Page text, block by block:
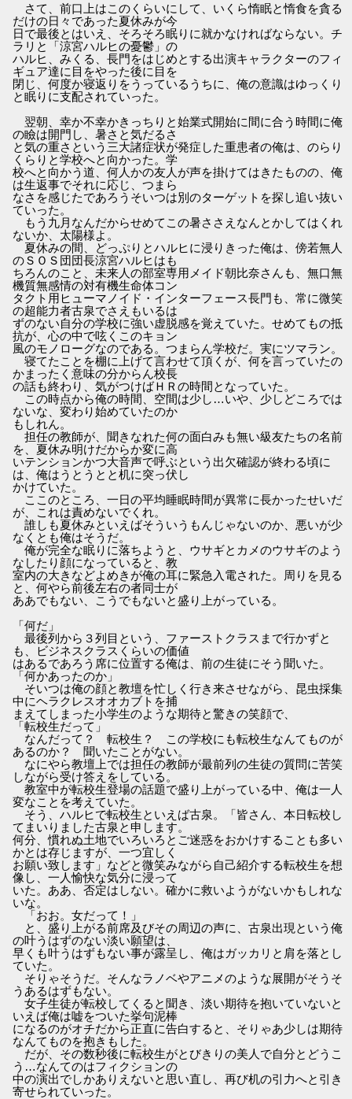
さて、前口上はこのくらいにして、いくら惰眠と惰食を貪る
だけの日々であった夏休みが今
日で最後とはいえ、そろそろ眠りに就かなければならない。チ
ラリと「涼宮ハルヒの憂鬱」の
ハルヒ、みくる、長門をはじめとする出演キャラクターのフィ
ギュア達に目をやった後に目を
閉じ、何度か寝返りをうっているうちに、俺の意識はゆっくり
と眠りに支配されていった。
翌朝、幸か不幸かきっちりと始業式開始に間に合う時間に俺
の瞼は開門し、暑さと気だるさ
と気の重さという三大諸症状が発症した重患者の俺は、のらり
くらりと学校へと向かった。学
校へと向かう道、何人かの友人が声を掛けてはきたものの、俺
は生返事でそれに応じ、つまら
なさを感じたであろうそいつは別のターゲットを探し追い抜い
ていった。
もう九月なんだからせめてこの暑ささえなんとかしてはくれ
ないか、太陽様よ。
夏休みの間、どっぷりとハルヒに浸りきった俺は、傍若無人
のＳＯＳ団団長涼宮ハルヒはも
ちろんのこと、未来人の部室専用メイド朝比奈さんも、無口無
機質無感情の対有機生命体コン
タクト用ヒューマノイド・インターフェース長門も、常に微笑
の超能力者古泉でさえもいるは
ずのない自分の学校に強い虚脱感を覚えていた。せめてもの抵
抗が、心の中で呟くこのキョン
風のモノローグなのである。つまらん学校だ。実にツマラン。
寝てたことを棚に上げて言わせて頂くが、何を言っていたの
かまったく意味の分からん校長
の話も終わり、気がつけばＨＲの時間となっていた。
この時点から俺の時間、空間は少し…いや、少しどころでは
ないな、変わり始めていたのか
もしれん。
担任の教師が、聞きなれた何の面白みも無い級友たちの名前
を、夏休み明けだからか変に高
いテンションかつ大音声で呼ぶという出欠確認が終わる頃に
は、俺はうとうとと机に突っ伏し
かけていた。
ここのところ、一日の平均睡眠時間が異常に長かったせいだ
が、これは責めないでくれ。
誰しも夏休みといえばそういうもんじゃないのか、悪いが少
なくとも俺はそうだ。
俺が完全な眠りに落ちようと、ウサギとカメのウサギのよう
なしたり顔になっていると、教
室内の大きなどよめきが俺の耳に緊急入電された。周りを見る
と、何やら前後左右の者同士が
ああでもない、こうでもないと盛り上がっている。
「何だ」
最後列から３列目という、ファーストクラスまで行かずと
も、ビジネスクラスくらいの価値
はあるであろう席に位置する俺は、前の生徒にそう聞いた。
「何かあったのか」
そいつは俺の顔と教壇を忙しく行き来させながら、昆虫採集
中にヘラクレスオオカブトを捕
まえてしまった小学生のような期待と驚きの笑顔で、
「転校生だって」
なんだって？ 転校生？ この学校にも転校生なんてものが
あるのか？ 聞いたことがない。
なにやら教壇上では担任の教師が最前列の生徒の質問に苦笑
しながら受け答えをしている。
教室中が転校生登場の話題で盛り上がっている中、俺は一人
変なことを考えていた。
そう、ハルヒで転校生といえば古泉。「皆さん、本日転校し
てまいりました古泉と申します。
何分、慣れぬ土地でいろいろとご迷惑をおかけすることも多い
かとは存じますが、一つ宜しく
お願い致します」などと微笑みながら自己紹介する転校生を想
像し、一人愉快な気分に浸って
いた。ああ、否定はしない。確かに救いようがないかもしれな
いな。
「おお。女だって！」
と、盛り上がる前席及びその周辺の声に、古泉出現という俺
の叶うはずのない淡い願望は、
早くも叶うはずもない事が露呈し、俺はガッカリと肩を落とし
ていた。
そりゃそうだ。そんなラノベやアニメのような展開がそうそ
うあるはずもない。
女子生徒が転校してくると聞き、淡い期待を抱いていないと
いえば俺は嘘をついた挙句泥棒
になるのがオチだから正直に告白すると、そりゃあ少しは期待
なんてものを抱きもした。
だが、その数秒後に転校生がとびきりの美人で自分とどうこ
う…なんてのはフィクションの
中の演出でしかありえないと思い直し、再び机の引力へと引き
寄せられていった。